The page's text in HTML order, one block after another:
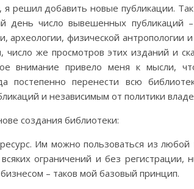
решил добавить новые публикации. Так
день число вывешенных публикаций
археологии, физической антропологии
число же просмотров этих изданий и
внимание привело меня к мысли,
постепенно перенести всю
и независимым от политики
создания библиотеки:
Им можно пользоваться из любой
ограничений и без регистрации,
– таков мой базовый принцип.